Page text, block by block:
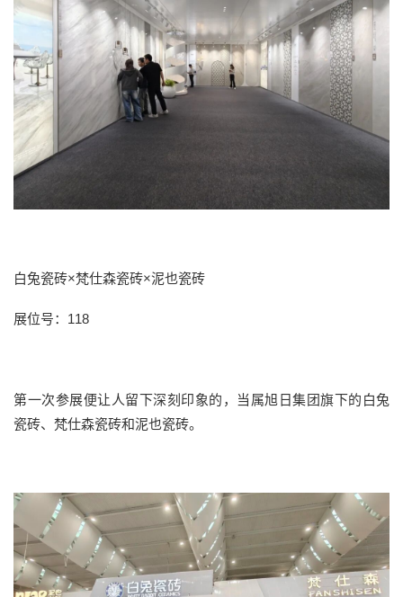
白兔瓷砖×梵仕森瓷砖×泥也瓷砖
展位号： 118
第一次参展便让人留下深刻印象的，当属旭日集团旗下的白兔
瓷砖、 梵仕森瓷砖和泥也瓷砖。